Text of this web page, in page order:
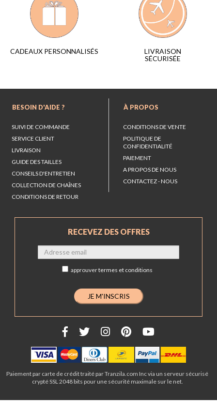
CADEAUX PERSONNALISÉS
LIVRAISON
SÉCURISÉE
BESOIN D'AIDE ?
SUIVI DE COMMANDE
SERVICE CLIENT
LIVRAISON
GUIDE DES TAILLES
CONSEILS D'ENTRETIEN
COLLECTION DE CHAÎNES
CONDITIONS DE RETOUR
À PROPOS
CONDITIONS DE VENTE
POLITIQUE DE
CONFIDENTIALITÉ
PAIEMENT
A PROPOS DE NOUS
CONTACTEZ - NOUS
RECEVEZ DES OFFRES
approuvertermes et conditions
Paiement par carte de crédit traité par Tranzila.com Inc via un serveur sécurisé
crypté SSL 2048 bits pour une sécurité maximale sur le net.